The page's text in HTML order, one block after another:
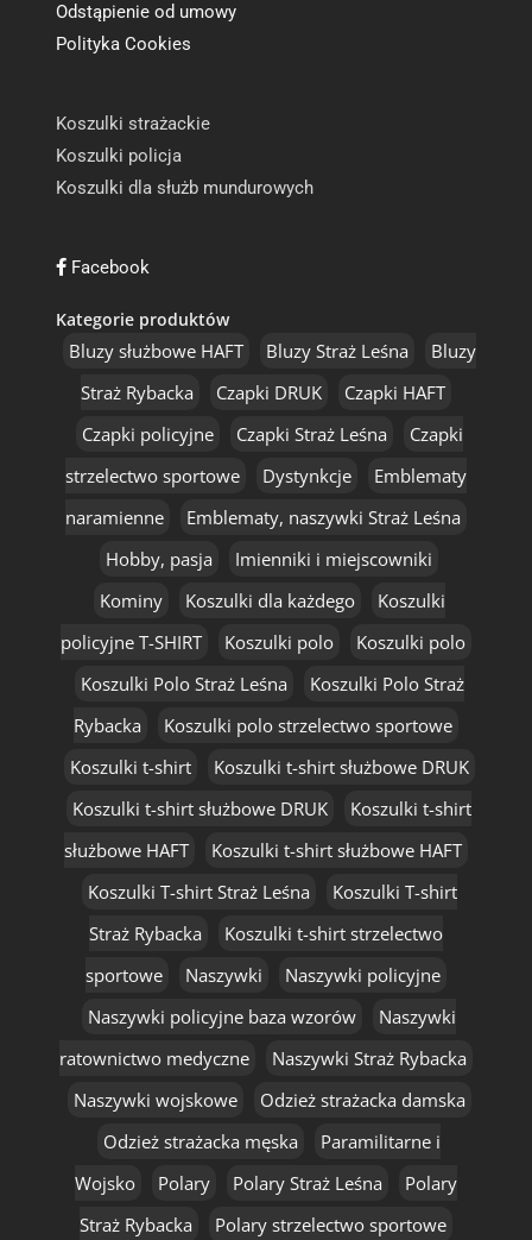
Odstąpienie od umowy
Polityka Cookies
Koszulki strażackie
Koszulki policja
Koszulki dla służb mundurowych
Facebook
Kategorie produktów
Bluzy służbowe HAFT Bluzy Straż Leśna
Bluzy
Straż Rybacka
Czapki DRUK
Czapki HAFT
Czapki policyjne
Czapki Straż Leśna
Czapki
strzelectwo sportowe
Dystynkcje
Emblematy
naramienne
Emblematy, naszywki Straż Leśna
Hobby, pasja
Imienniki i miejscowniki
Kominy
Koszulki dla każdego
Koszulki
policyjne T-SHIRT
Koszulki polo
Koszulki polo
Koszulki Polo Straż Leśna
Koszulki Polo Straż
Rybacka
Koszulki polo strzelectwo sportowe
Koszulki t-shirt
Koszulki t-shirt służbowe DRUK
Koszulki t-shirt służbowe DRUK
Koszulki t-shirt
służbowe HAFT
Koszulki t-shirt służbowe HAFT
Koszulki T-shirt Straż Leśna
Koszulki T-shirt
Straż Rybacka
Koszulki t-shirt strzelectwo
sportowe
Naszywki
Naszywki policyjne
Naszywki policyjne baza wzorów
Naszywki
ratownictwo medyczne
Naszywki Straż Rybacka
Naszywki wojskowe
Odzież strażacka damska
Odzież strażacka męska
Paramilitarne i
Wojsko
Polary Polary Straż Leśna
Polary
Straż Rybacka
Polary strzelectwo sportowe